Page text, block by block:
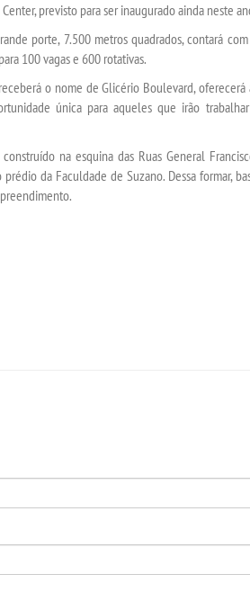
previsto para ser inaugurado ainda neste
porte, 7.500 metros quadrados, contará
100 vagas e 600 rotativas.
o nome de Glicério Boulevard,
única para aqueles que irão
na esquina das Ruas General
da Faculdade de Suzano. Dessa formar,